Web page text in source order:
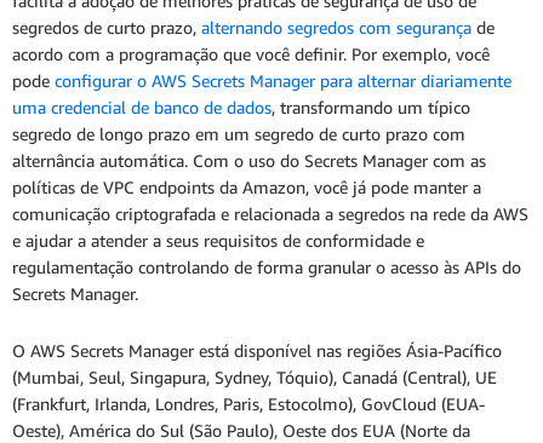
segredos de curto prazo, alternando segredos com segurança de
acordo com a programação que você definir. Por exemplo, você
pode configurar o AWS Secrets Manager para alternar diariamente
uma credencial de banco de dados, transformando um típico
segredo de longo prazo em um segredo de curto prazo com
alternância automática. Com o uso do Secrets Manager com as
políticas de VPC endpoints da Amazon, você já pode manter a
comunicação criptografada e relacionada a segredos na rede da AWS
e ajudar a atender a seus requisitos de conformidade e
regulamentação controlando de forma granular o acesso às APIs do
Secrets Manager.
O AWS Secrets Manager está disponível nas regiões Ásia-Pacífico
(Mumbai, Seul, Singapura, Sydney, Tóquio), Canadá (Central), UE
(Frankfurt, Irlanda, Londres, Paris, Estocolmo), GovCloud (EUA-
Oeste), América do Sul (São Paulo), Oeste dos EUA (Norte da